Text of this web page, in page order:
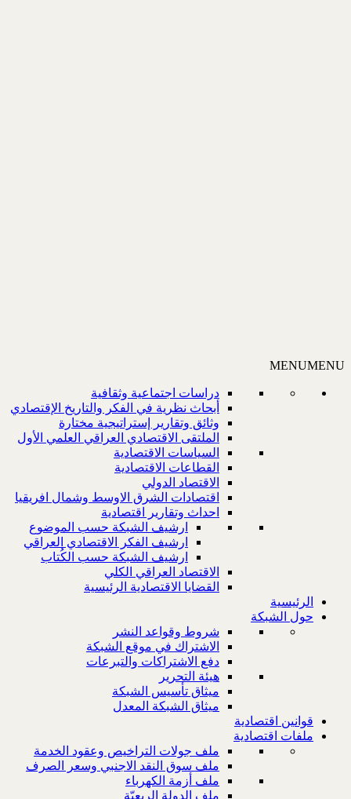
MENUMENU
دراسات اجتماعية وثقافية
أبحاث نظرية في الفكر والتاريخ الإقتصادي
وثائق وتقارير إستراتيجية مختارة
الملتقى الاقتصادي العراقي العلمي الأول
السياسات الاقتصادية
القطاعات الاقتصادية
الاقتصاد الدولي
اقتصادات الشرق الاوسط وشمال افريقيا
احداث وتقارير اقتصادية
ارشيف الشبكة حسب الموضوع
ارشيف الفكر الاقتصادي العراقي
ارشيف الشبكة حسب الكُتاب
الاقتصاد العراقي الكلي
القضايا الاقتصادية الرئيسية
الرئيسية
حول الشبكة
شروط وقواعد النشر
الاشتراك في موقع الشبكة
دفع الاشتراكات والتبرعات
هيئة التحرير
ميثاق تأسيس الشبكة
ميثاق الشبكة المعدل
قوانين اقتصادية
ملفات اقتصادية
ملف جولات التراخيص وعقود الخدمة
ملف سوق النقد الاجنبي وسعر الصرف
ملف أزمة الكهرباء
ملف الدولة الريعيّة